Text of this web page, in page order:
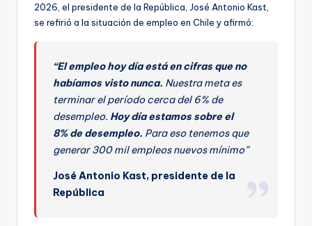
C
2026, el presidente de la República, José Antonio Kast,
se refirió a la situación de empleo en Chile y afirmó:
“El empleo hoy día está en cifras que no
habíamos visto nunca. Nuestra meta es
terminar el período cerca del 6% de
desempleo. Hoy día estamos sobre el
8% de desempleo. Para eso tenemos que
generar 300 mil empleos nuevos mínimo”
José Antonio Kast, presidente de la
República